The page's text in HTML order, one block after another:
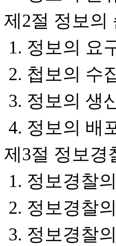
제2절 정보의
1. 정보의 요
2. 첩보의 수
3. 정보의 생
4. 정보의 배
제3절 정보경
1. 정보경찰
2. 정보경찰
3. 정보경찰